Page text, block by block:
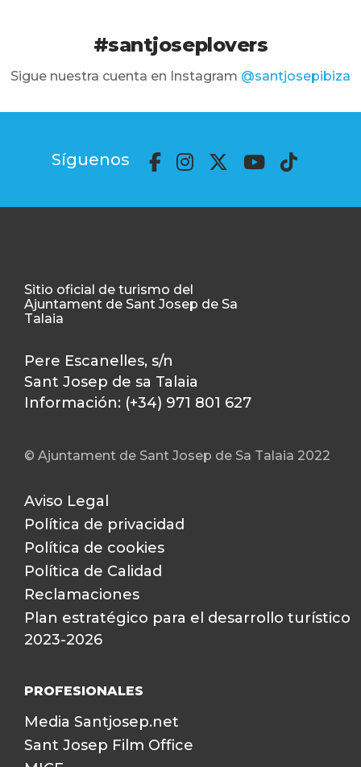
#santjoseplovers
Sigue nuestra cuenta en Instagram @santjosepibiza
Síguenos
Sitio oficial de turismo del
Ajuntament de Sant Josep de Sa
Talaia
Pere Escanelles, s/n
Sant Josep de sa Talaia
Información: (+34) 971 801 627
© Ajuntament de Sant Josep de Sa Talaia 2022
Aviso Legal
Política de privacidad
Política de cookies
Política de Calidad
Reclamaciones
Plan estratégico para el desarrollo turístico
2023-2026
PROFESIONALES
Media Santjosep.net
Sant Josep Film Office